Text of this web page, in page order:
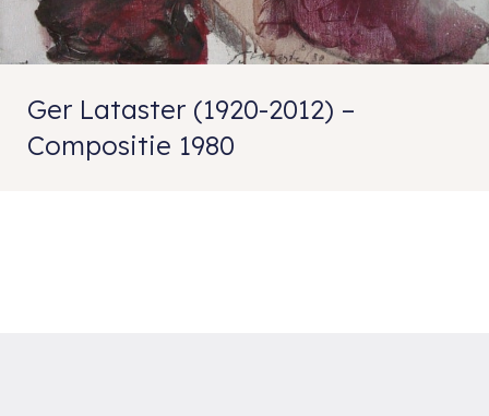
Ger Lataster (1920-2012) –
Compositie 1980